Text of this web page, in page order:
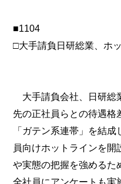
■1104
□大手請負日研総業、ホ
大手請負会社、日研総
先の正社員らとの待遇格
「ガテン系連帯」を結
員向けホットラインを
や実態の把握を強めるた